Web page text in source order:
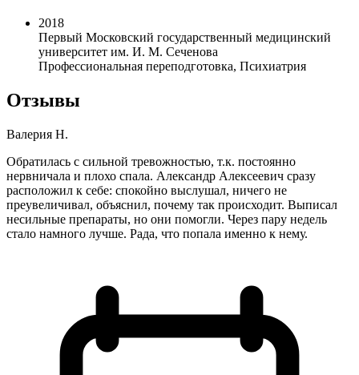
2018
Первый Московский государственный медицинский
университет им. И. М. Сеченова
Профессиональная переподготовка, Психиатрия
Отзывы
Валерия Н.
Обратилась с сильной тревожностью, т.к. постоянно
нервничала и плохо спала. Александр Алексеевич сразу
расположил к себе: спокойно выслушал, ничего не
преувеличивал, объяснил, почему так происходит. Выписал
несильные препараты, но они помогли. Через пару недель
стало намного лучше. Рада, что попала именно к нему.